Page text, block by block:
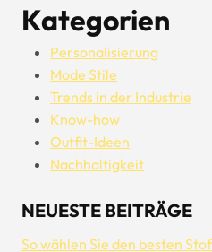
Kategorien
Personalisierung
Mode Stile
Trends in der Industrie
Know-how
Outfit-Ideen
Nachhaltigkeit
NEUESTE BEITRÄGE
So wählen Sie den besten